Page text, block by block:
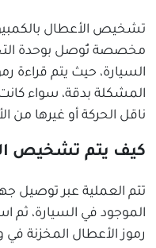
تشخيص الأعطال
السيارة، حيث يتم قراءة
المشكلة بدقة، سواء
ناقل الحركة أو غيرها من
كيف يتم تشخيص
الموجود في السيارة، ثم
رموز الأعطال المخزنة